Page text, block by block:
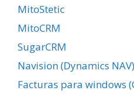
MitoStetic
MitoCRM
SugarCRM
Navision (Dynamics NAV)
Facturas para windows